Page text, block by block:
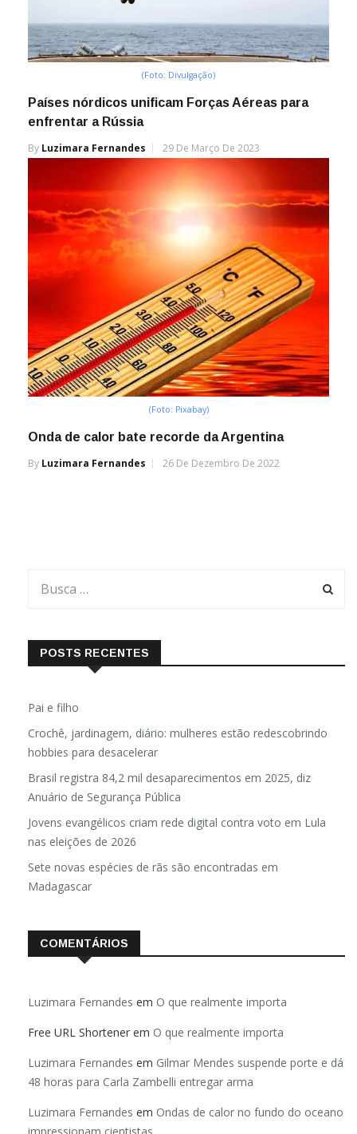
(Foto: Divulgação)
Países nórdicos unificam Forças Aéreas para
enfrentar a Rússia
By Luzimara Fernandes 29 De Março De 2023
(Foto: Pixabay)
Onda de calor bate recorde da Argentina
By Luzimara Fernandes 26 De Dezembro De 2022
POSTS RECENTES
Pai e filho
Crochê, jardinagem, diário: mulheres estão redescobrindo
hobbies para desacelerar
Brasil registra 84,2 mil desaparecimentos em 2025, diz
Anuário de Segurança Pública
Jovens evangélicos criam rede digital contra voto em Lula
nas eleições de 2026
Sete novas espécies de rãs são encontradas em
Madagascar
COMENTÁRIOS
Luzimara Fernandes em O que realmente importa
Free URL Shortener em O que realmente importa
Luzimara Fernandes em Gilmar Mendes suspende porte e dá
48 horas para Carla Zambelli entregar arma
Luzimara Fernandes em Ondas de calor no fundo do oceano